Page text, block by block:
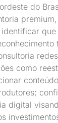
do
como
digital